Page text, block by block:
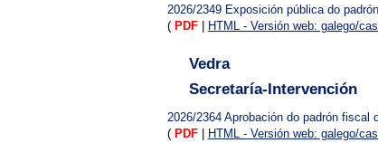
2026/2349 Exposición pública do
( PDF | HTML - Versión web: galego/
Vedra
Secretaría-Intervención
2026/2364 Aprobación do padrón fiscal
( PDF HTML - Versión web: galego/